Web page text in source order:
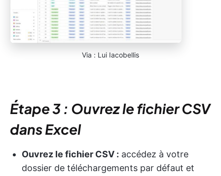
Via : Lui Iacobellis
Étape 3 : Ouvrez le fichier CSV
dans Excel
Ouvrez le fichier CSV : accédez à votre
dossier de téléchargements par défaut et